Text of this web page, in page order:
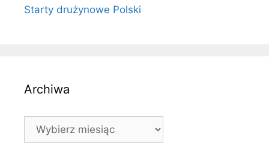
Starty drużynowe Polski
Archiwa
Archiwa